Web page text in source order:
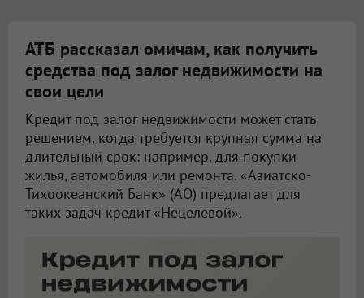
АТБ рассказал омичам, как получить
средства под залог недвижимости на
свои цели
Кредит под залог недвижимости может стать
решением, когда требуется крупная сумма на
длительный срок: например, для покупки
жилья, автомобиля или ремонта. «Азиатско-
Тихоокеанский Банк» (АО) предлагает для
таких задач кредит «Нецелевой».